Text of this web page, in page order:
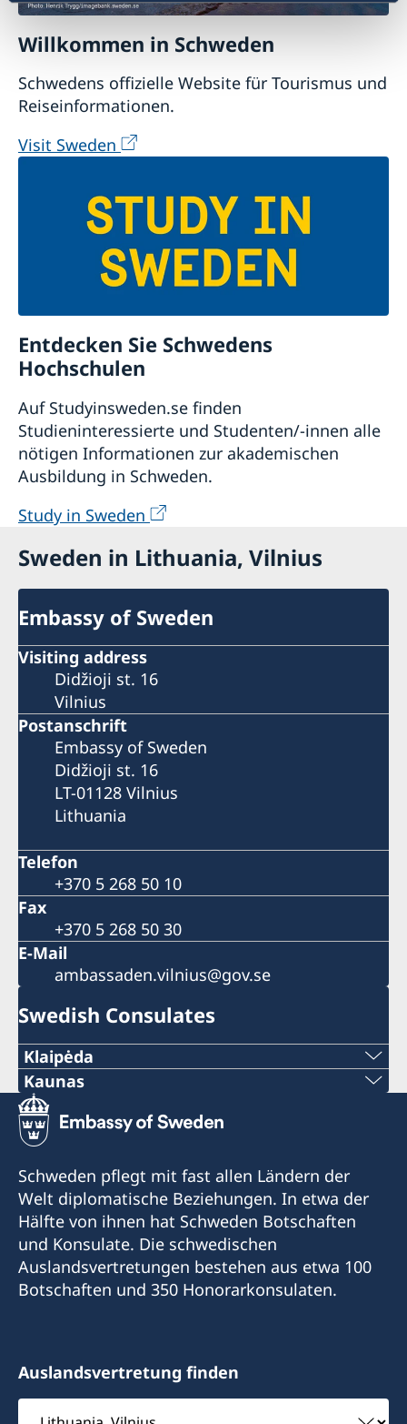
Willkommen in Schweden
Schwedens offizielle Website für Tourismus und
Reiseinformationen.
Visit Sweden
Entdecken Sie Schwedens
Hochschulen
Auf Studyinsweden.se finden
Studieninteressierte und Studenten/-innen alle
nötigen Informationen zur akademischen
Ausbildung in Schweden.
Study in Sweden
Sweden in Lithuania, Vilnius
Embassy of Sweden
Visiting address
Didžioji st. 16
Vilnius
Postanschrift
Embassy of Sweden
Didžioji st. 16
LT-01128 Vilnius
Lithuania
Telefon
+370 5 268 50 10
Fax
+370 5 268 50 30
E-Mail
ambassaden.vilnius@gov.se
Swedish Consulates
Klaipėda
Phone:
+370 46 474 155
vaida.vaicaitiene@be-ge.se
Pramonės g. 27,
LT-94103 Klaipėda, Lithuania
Visiting hours:
Kaunas
Phone:
+370 37 333 031
Email:
jurgita.grigiene@cerka.lt
Fax:
LT-44352 Kaunas, Lithuania
Visiting hours:
Schweden pflegt mit fast allen Ländern der
Welt diplomatische Beziehungen. In etwa der
Hälfte von ihnen hat Schweden Botschaften
und Konsulate. Die schwedischen
Auslandsvertretungen bestehen aus etwa 100
Botschaften und 350 Honorarkonsulaten.
Auslandsvertretung finden
Botschaft